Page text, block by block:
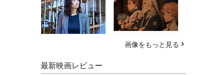
画像をもっと見る
最新映画レビュー